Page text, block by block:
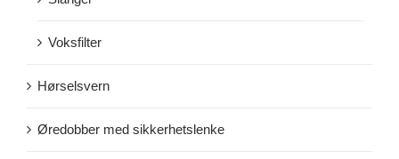
Voksfilter
Hørselsvern
Øredobber med sikkerhetslenke